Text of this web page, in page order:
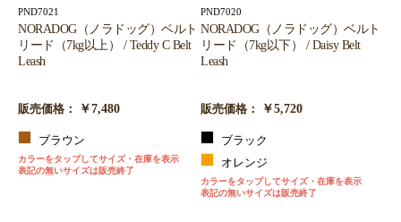
PND7021
NORADOG（ノラドッグ）ベルト
リード（7kg以上） / Teddy C Belt
Leash
販売価格： ￥7,480
ブラウン
カラーをタップしてサイズ・在庫を表示
表記の無いサイズは販売終了
PND7020
NORADOG（ノラドッグ）ベルト
リード（7kg以下） / Daisy Belt
Leash
販売価格： ￥5,720
ブラック
オレンジ
カラーをタップしてサイズ・在庫を表示
表記の無いサイズは販売終了